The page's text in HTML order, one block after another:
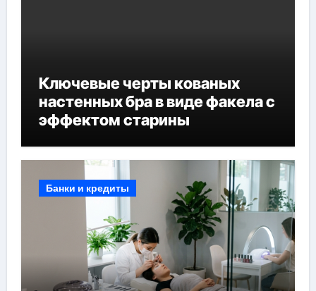
Ключевые черты кованых
настенных бра в виде факела с
эффектом старины
Банки и кредиты